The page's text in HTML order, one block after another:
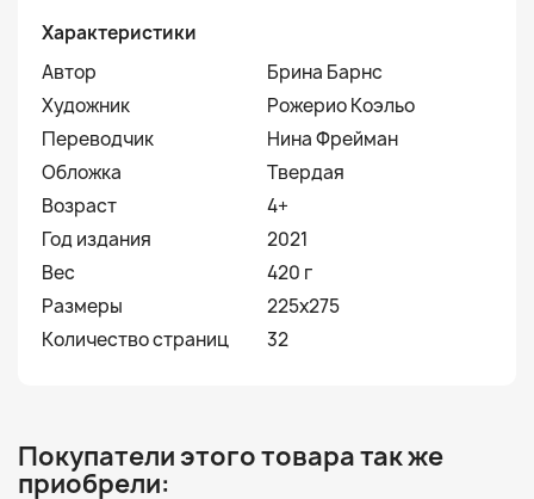
Характеристики
Автор
Брина Барнс
Художник
Рожерио Коэльо
Переводчик
Нина Фрейман
Обложка
Твердая
Возраст
4+
Год издания
2021
Вес
420 г
Размеры
225х275
Количество страниц
32
Покупатели этого товара так же
приобрели: